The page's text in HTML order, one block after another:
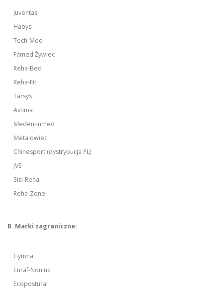
Juventas
Habys
Tech-Med
Famed Żywiec
Reha-Bed
Reha-Fit
Tarsys
Avtima
Meden-Inmed
Metalowiec
Chinesport (dystrybucja PL)
JVS
Sisi-Reha
Reha-Zone
B. Marki zagraniczne:
Gymna
Enraf-Nonius
Ecopostural